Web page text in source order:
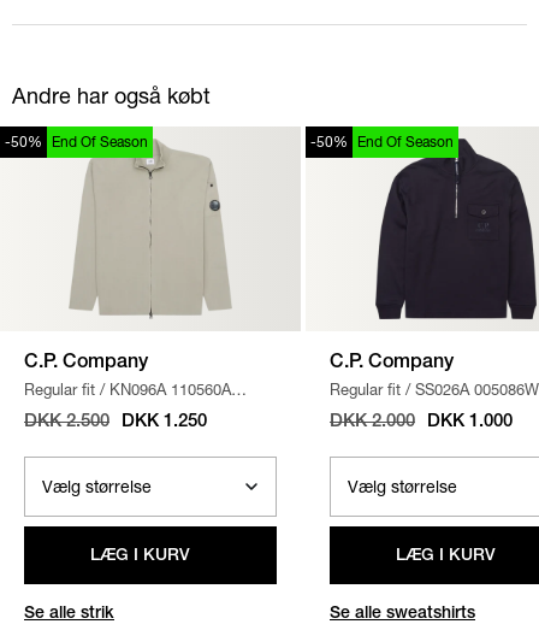
Andre har også købt
-50% End Of Season
C.P. Company
Regular fit / KN096A 110560A
STRIK / SAND
DKK 2.500 DKK 1.250
LÆG I KURV
Se alle strik
-50% End Of Season
C.P. Company
Regular fit / SS026A 005086W
SWEATSHIRT
/ NAVY
DKK 2.000 DKK 1.000
LÆG I KURV
Se alle sweatshirts